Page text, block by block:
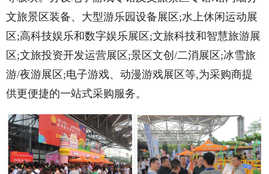
文旅景区装备、大型游乐园设备展区;水上休闲运动展
区;高科技娱乐和数字娱乐展区;文旅科技和智慧旅游展
区;文旅投资开发运营展区;景区文创/二消展区;冰雪旅
游/夜游展区;电子游戏、动漫游戏展区等,为采购商提
供更便捷的一站式采购服务。